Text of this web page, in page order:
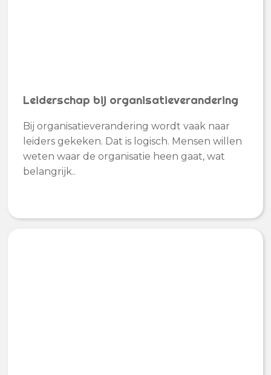
Leiderschap bij organisatieverandering
Bij organisatieverandering wordt vaak naar
leiders gekeken. Dat is logisch. Mensen willen
weten waar de organisatie heen gaat, wat
belangrijk..